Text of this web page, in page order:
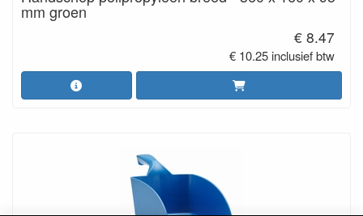
mm groen
€ 8.47
€ 10.25 inclusief btw